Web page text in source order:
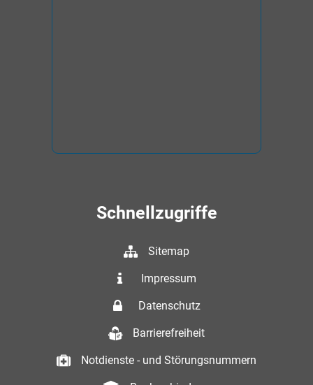
Schnellzugriffe
Sitemap
Impressum
Datenschutz
Barrierefreiheit
Notdienste - und Störungsnummern